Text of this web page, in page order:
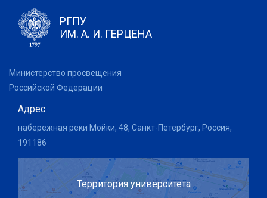
РГПУ
ИМ. А. И. ГЕРЦЕНА
Министерство просвещения
Российской Федерации
Адрес
набережная реки Мойки, 48, Санкт-Петербург, Россия,
191186
Территория университета